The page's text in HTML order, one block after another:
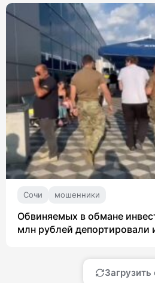
Сочи мошенники
Обвиняемых в обмане
млн рублей